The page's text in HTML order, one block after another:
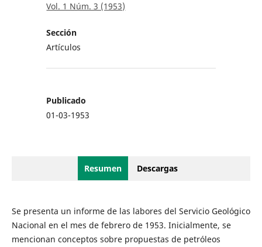
Vol. 1 Núm. 3 (1953)
Sección
Artículos
Publicado
01-03-1953
Resumen Descargas
Se presenta un informe de las labores del Servicio Geológico
Nacional en el mes de febrero de 1953. Inicialmente, se
mencionan conceptos sobre propuestas de petróleos